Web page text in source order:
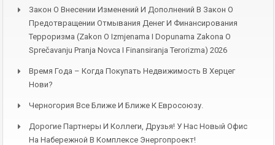
Закон О Внесении Изменений И Дополнений В Закон О
Предотвращении Отмывания Денег И Финансирования
Терроризма (Zakon O Izmjenama I Dopunama Zakona O
Sprečavanju Pranja Novca I Finansiranja Terorizma) 2026
Время Года – Когда Покупать Недвижимость В Херцег
Нови?
Черногория Все Ближе И Ближе К Евросоюзу.
Дорогие Партнеры И Коллеги, Друзья! У Нас Новый Офис
На Набережной В Комплексе Энергопроект!